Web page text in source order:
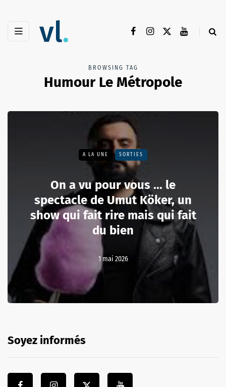
BROWSING TAG
Humour Le Métropole
A LA UNE SORTIES
On a vu pour vous ... le
spectacle de Umut Köker, un
show qui fait rire mais qui fait
du bien
1 mai 2026
Soyez informés